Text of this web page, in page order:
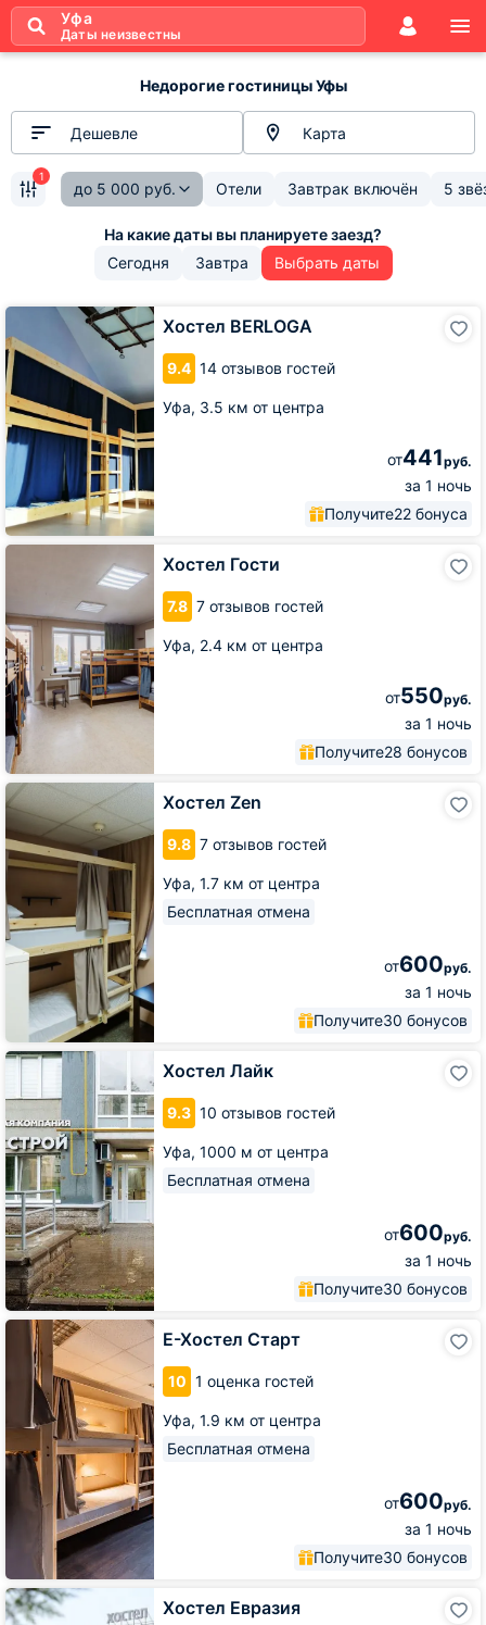
Уфа
Даты неизвестны
Недорогие гостиницы Уфы
Дешевле Карта
до 5 000 руб. Отели Завтрак включён 5
1
Сегодня Завтра Выбрать даты
Хостел BERLOGA
9.4 14 отзывов гостей
Уфа, 3.5 км от центра
от441руб.
за 1 ночь
Получите22 бонуса
Хостел
BERLOGA
Хостел Гости
7.8 7 отзывов гостей
Уфа, 2.4 км от центра
от550руб.
за 1 ночь
Получите28 бонусов
Хостел
Хостел Zen
9.8 7 отзывов гостей
Уфа, 1.7 км от центра
Бесплатная отмена
от600руб.
за 1 ночь
Получите30 бонусов
Хостел
Zen
Хостел Лайк
9.3 10 отзывов гостей
Уфа, 1000 м от центра
Бесплатная отмена
от600руб.
за 1 ночь
Получите30 бонусов
Хостел
Е-Хостел Старт
10 1 оценка гостей
Уфа, 1.9 км от центра
Бесплатная отмена
от600руб.
за 1 ночь
Получите30 бонусов
Е-
Хостел
Старт
Хостел Евразия
Хостел
Евразия